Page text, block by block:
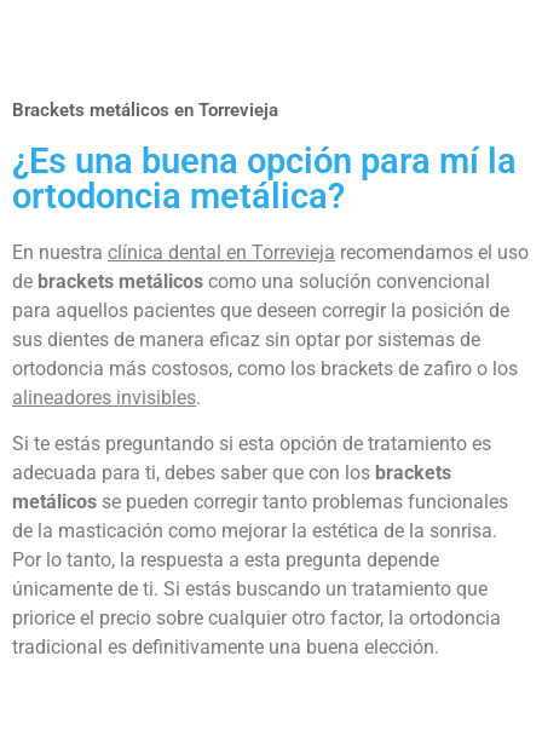
Brackets metálicos en Torrevieja
¿Es una buena opción para mí la
ortodoncia metálica?
En nuestra clínica dental en Torrevieja recomendamos el uso
de brackets metálicos como una solución convencional
para aquellos pacientes que deseen corregir la posición de
sus dientes de manera eficaz sin optar por sistemas de
ortodoncia más costosos, como los brackets de zafiro o los
alineadores invisibles.
Si te estás preguntando si esta opción de tratamiento es
adecuada para ti, debes saber que con los brackets
metálicos se pueden corregir tanto problemas funcionales
de la masticación como mejorar la estética de la sonrisa.
Por lo tanto, la respuesta a esta pregunta depende
únicamente de ti. Si estás buscando un tratamiento que
priorice el precio sobre cualquier otro factor, la ortodoncia
tradicional es definitivamente una buena elección.